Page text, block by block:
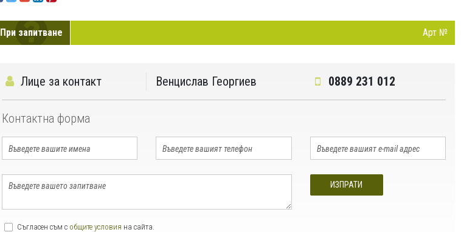
При запитване Арт №
Лице за контакт Венцислав Георгиев 0889 231 012
Контактна форма
Съгласен съм с общите условия на сайта.
ИЗПРАТИ